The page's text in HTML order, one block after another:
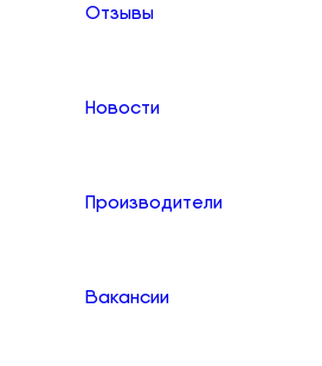
Отзывы
Новости
Производители
Вакансии